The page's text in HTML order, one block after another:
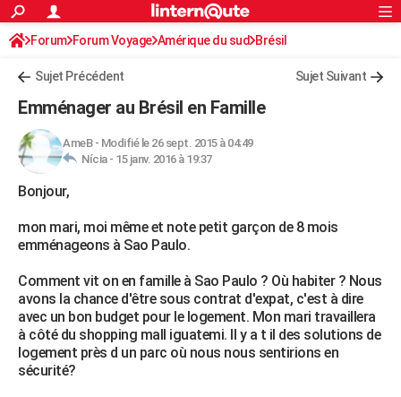
ACTUALITÉS
Politique
Société
Faits Divers
Education
Monde
Villes
+
FINANCE
Retraite
Impôts
Epargne
Immobilier
Risques naturels par ville
Banque
Assurance
Crédit
AUTO
Essais
Réserver un essai
Citadines
Berlines
SUV
Forum auto
+HIGH-TECH
Mobiles
Meilleur smartphone
Internet
Ordinateurs
Jeux vidéo
Guide high-tech
+BRICOLAGE
Forum
Aménagement intérieur
Extérieur
Cuisine
Salle de bains
Jardinage
Rangement
WEEK-END
Guides de France
Patrimoine
Expositions
Week-end nature
LIFESTYLE
Art de vivre
Bien-être
Loisirs
ModeModes de vie
SANTE
S'inscrire
Connexion
Forum Forum Voyage Amérique du sud Brésil
Sujet Précédent Sujet Suivant
Emménager au Brésil en Famille
AmeB- Modifié le 26 sept. 2015 à 04:49
Nícia - 15 janv. 2016 à 19:37
Bonjour,
mon mari, moi même et note petit garçon de 8 mois
emménageons à Sao Paulo.
Comment vit on en famille à Sao Paulo ? Où habiter ? Nous
avons la chance d'être sous contrat d'expat, c'est à dire
avec un bon budget pour le logement. Mon mari travaillera
à côté du shopping mall iguatemi. Il y a t il des solutions de
logement près d un parc où nous nous sentirions en
sécurité?